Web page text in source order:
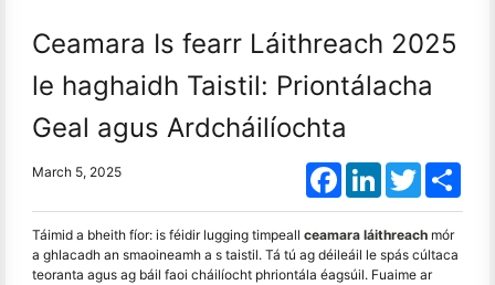
Ceamara Is fearr Láithreach 2025
le haghaidh Taistil: Priontálacha
Geal agus Ardcháilíochta
March 5, 2025 FacebookLinkedInTwitter
Táimid a bheith fíor: is féidir lugging timpeall ceamara láithreach mór
a ghlacadh an smaoineamh a s taistil. Tá tú ag déileáil le spás cúltaca
teoranta agus ag báil faoi cháilíocht phriontála éagsúil. Fuaime ar